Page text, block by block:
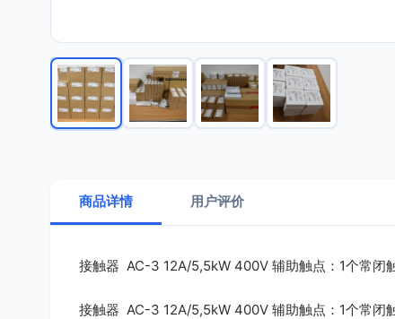
商品详情 用户评价
接触器 AC-3 12A/5,5kW 400V 辅助触点：1个常闭
接触器 AC-3 12A/5,5kW 400V 辅助触点：1个常闭